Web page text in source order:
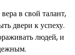
в свой талант,
двери к успеху.
людей, и